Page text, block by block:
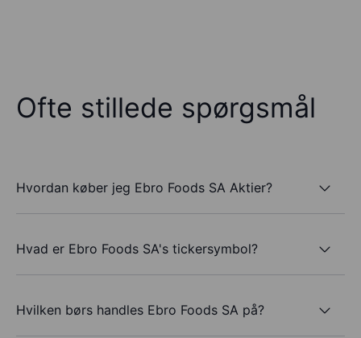
Ofte stillede spørgsmål
Hvordan køber jeg Ebro Foods SA Aktier?
Hvad er Ebro Foods SA's tickersymbol?
Hvilken børs handles Ebro Foods SA på?